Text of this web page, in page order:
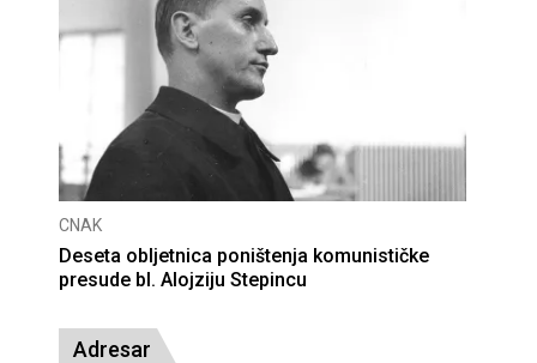
CNAK
Deseta obljetnica poništenja komunističke
presude bl. Alojziju Stepincu
Adresar